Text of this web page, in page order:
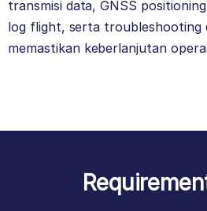
transmisi data, GNSS
log flight, serta troubleshooting
memastikan keberlanjutan